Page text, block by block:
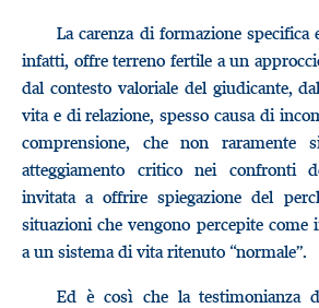
La carenza di formazione specifica
infatti, offre terreno fertile a un
dal contesto valoriale del giudicante,
vita e di relazione, spesso causa di
comprensione, che non
atteggiamento critico nei confronti
invitata a offrire spiegazione del
situazioni che vengono percepite
a un sistema di vita ritenuto “normale”.
Ed è così che la testimonianza